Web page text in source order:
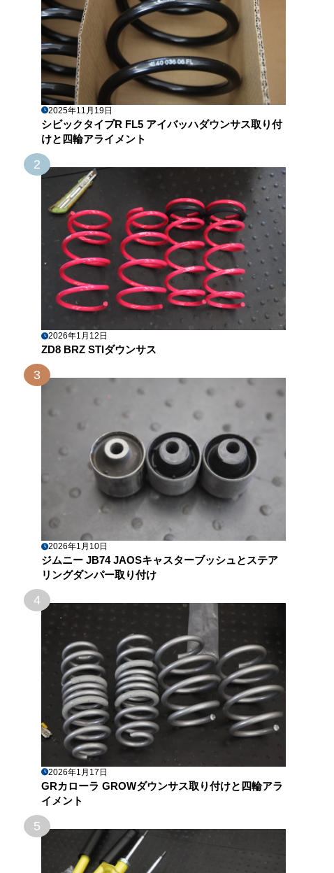
2025年11月19日
シビックタイプR FL5 アイバッハダウンサス取り付
けと四輪アライメント
2
2026年1月12日
ZD8 BRZ STIダウンサス
3
2026年1月10日
ジムニー JB74 JAOSキャスターブッシュとステア
リングダンパー取り付け
4
2026年1月17日
GRカローラ GROWダウンサス取り付けと四輪アラ
イメント
5